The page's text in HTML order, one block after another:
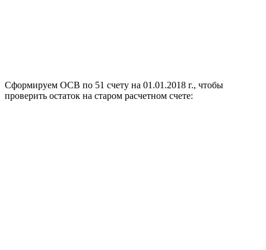
Сформируем ОСВ по 51 счету на 01.01.2018 г., чтобы
проверить остаток на старом расчетном счете: